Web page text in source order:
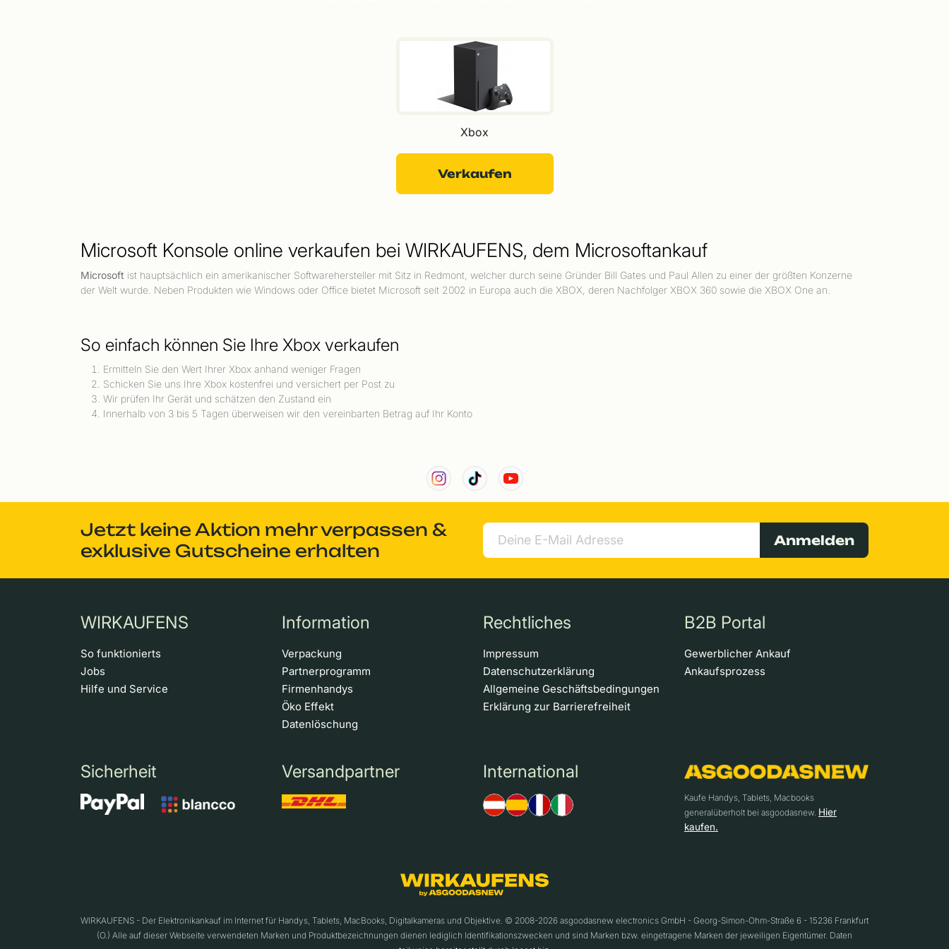
Xbox
Verkaufen
Microsoft Konsole online verkaufen bei WIRKAUFENS, dem Microsoftankauf
Microsoft ist hauptsächlich ein amerikanischer Softwarehersteller mit Sitz in Redmont, welcher durch seine Gründer Bill Gates und Paul Allen zu einer der größten Konzerne
der Welt wurde. Neben Produkten wie Windows oder Office bietet Microsoft seit 2002 in Europa auch die XBOX, deren Nachfolger XBOX 360 sowie die XBOX One an.
So einfach können Sie Ihre Xbox verkaufen
Ermitteln Sie den Wert Ihrer Xbox anhand weniger Fragen
Schicken Sie uns Ihre Xbox kostenfrei und versichert per Post zu
Wir prüfen Ihr Gerät und schätzen den Zustand ein
Innerhalb von 3 bis 5 Tagen überweisen wir den vereinbarten Betrag auf Ihr Konto
Jetzt keine Aktion mehr verpassen &
exklusive Gutscheine erhalten
Anmelden
WIRKAUFENS
So funktionierts
Jobs
Hilfe und Service
Information
Verpackung
Partnerprogramm
Firmenhandys
Öko Effekt
Datenlöschung
Rechtliches
Impressum
Datenschutzerklärung
Allgemeine Geschäftsbedingungen
Erklärung zur Barrierefreiheit
B2B Portal
Gewerblicher Ankauf
Ankaufsprozess
Sicherheit Versandpartner International
Kaufe Handys, Tablets, Macbooks
generalüberholt bei asgoodasnew. Hier
kaufen.
WIRKAUFENS - Der Elektronikankauf im Internet für Handys, Tablets, MacBooks, Digitalkameras und Objektive. © 2008-2026 asgoodasnew electronics GmbH - Georg-Simon-Ohm-Straße 6 - 15236 Frankfurt
(O.) Alle auf dieser Webseite verwendeten Marken und Produktbezeichnungen dienen lediglich Identifikationszwecken und sind Marken bzw. eingetragene Marken der jeweiligen Eigentümer. Daten